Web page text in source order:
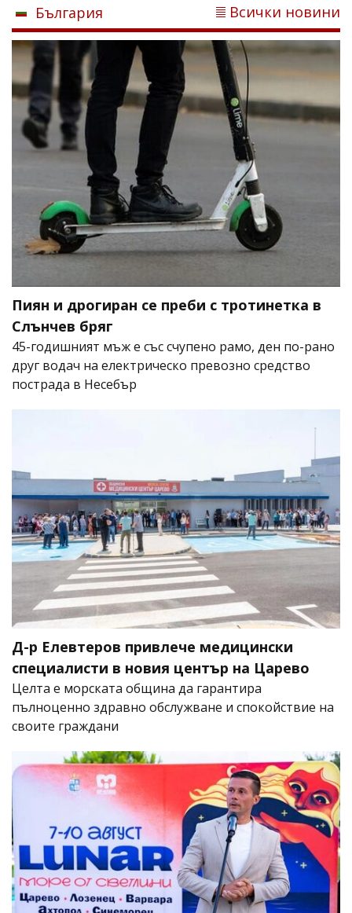
България Всички новини
Пиян и дрогиран се преби с тротинетка в
Слънчев бряг
45-годишният мъж е със счупено рамо, ден по-рано
друг водач на електрическо превозно средство
пострада в Несебър
Д-р Елевтеров привлече медицински
специалисти в новия център на Царево
Целта е морската община да гарантира
пълноценно здравно обслужване и спокойствие на
своите граждани